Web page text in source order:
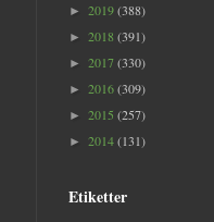
► 2019(388)
► 2018 (391)
► 2017(330)
► 2016(309)
► 2015 (257)
► 2014(131)
Etiketter